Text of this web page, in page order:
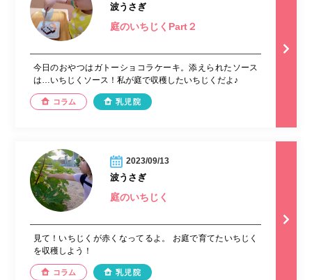
波うさぎ
庭のいちじくPart２
今日のおやつはガトーショコラケーキ。添えられたソース
は…いちじくソース！私が庭で収穫したいちじくだよ♪
コラム 乳児院
2023/09/13
波うさぎ
庭のいちじく
見て！いちじくが赤くなってるよ。 お庭で育てたいちじく
を収穫しよう！
コラム 乳児院